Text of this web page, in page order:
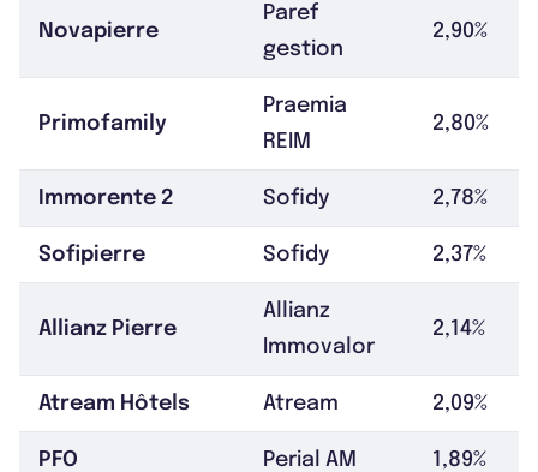
Novapierre
Paref
gestion
2,90%
Primofamily
Praemia
REIM
2,80%
Immorente 2 Sofidy 2,78%
Sofipierre Sofidy 2,37%
Allianz Pierre
Allianz
Immovalor
2,14%
Atream Hôtels Atream 2,09%
PFO Perial AM 1,89%